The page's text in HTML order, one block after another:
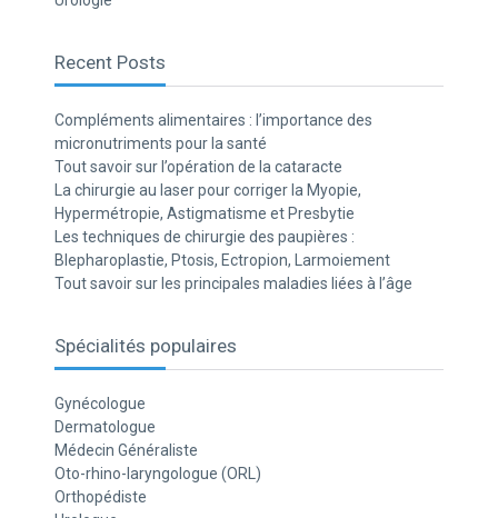
Recent Posts
Compléments alimentaires : l’importance des
micronutriments pour la santé
Tout savoir sur l’opération de la cataracte
La chirurgie au laser pour corriger la Myopie,
Hypermétropie, Astigmatisme et Presbytie
Les techniques de chirurgie des paupières :
Blepharoplastie, Ptosis, Ectropion, Larmoiement
Tout savoir sur les principales maladies liées à l’âge
Spécialités populaires
Gynécologue
Dermatologue
Médecin Généraliste
Oto-rhino-laryngologue (ORL)
Orthopédiste